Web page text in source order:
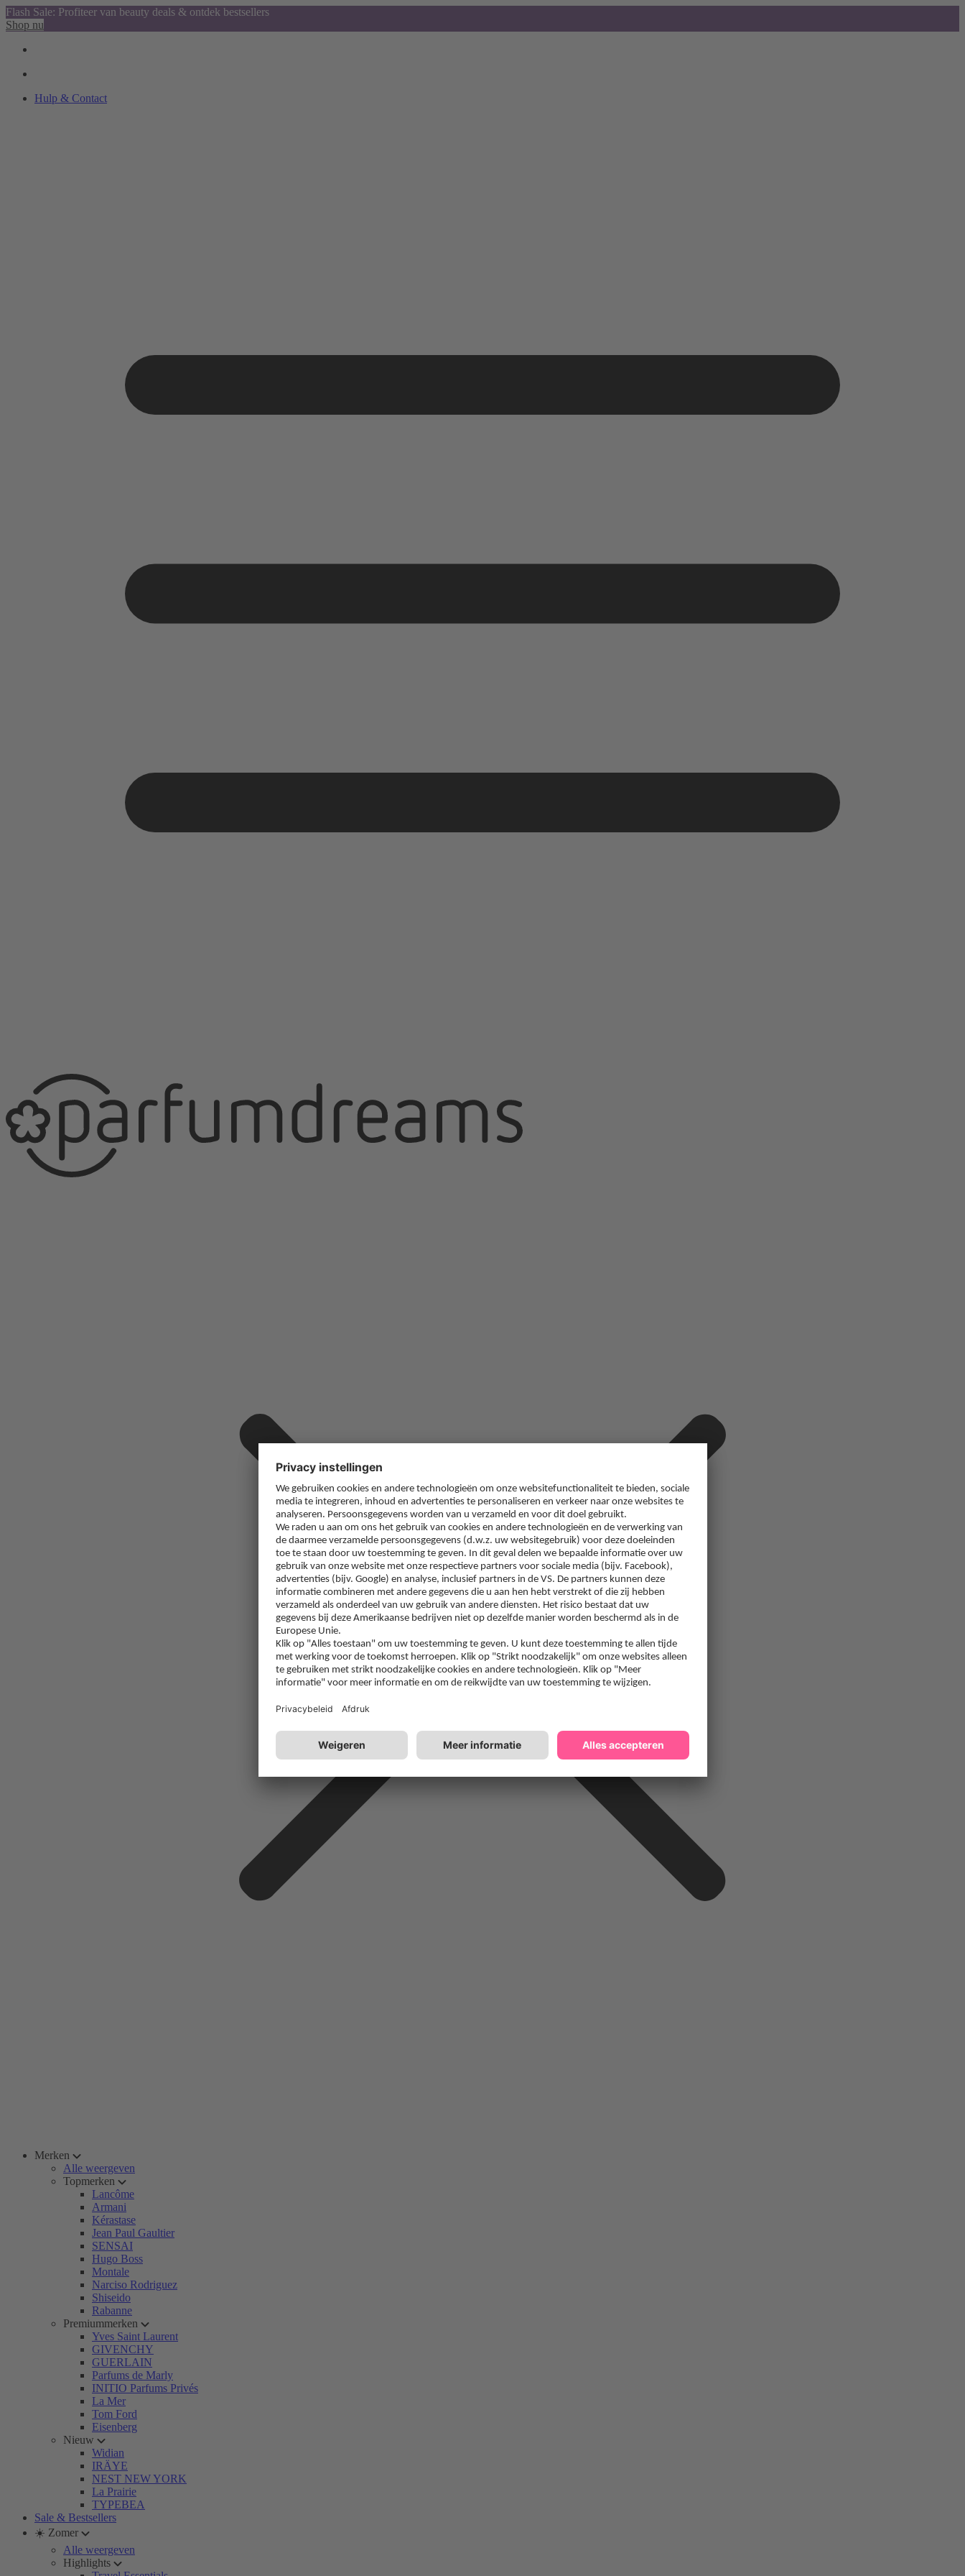
Flash Sale: Profiteer van beauty deals & ontdek bestsellers
Shop nu
Hulp & Contact
Merken
Alle weergeven
Topmerken
Lancôme
Armani
Kérastase
Jean Paul Gaultier
SENSAI
Hugo Boss
Montale
Narciso Rodriguez
Shiseido
Rabanne
Premiummerken
Yves Saint Laurent
GIVENCHY
GUERLAIN
Parfums de Marly
INITIO Parfums Privés
La Mer
Tom Ford
Eisenberg
Nieuw
Widian
IRÄYE
NEST NEW YORK
La Prairie
TYPEBEA
Sale & Bestsellers
☀️ Zomer
Alle weergeven
Highlights